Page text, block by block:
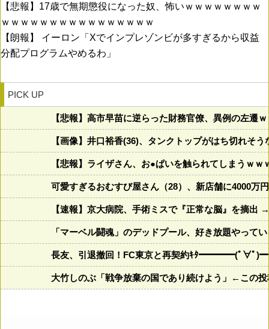
【悲報】17歳で無期懲役になった奴、怖いｗｗｗｗｗｗｗｗ
ｗｗｗｗｗｗｗｗｗｗｗｗｗｗｗｗ
【朗報】 イーロン「Xでインプレゾンビが多すぎるから収益
分配プログラムやめるわ」
PICK UP
【悲報】高市早苗に逆らった財務官僚、異例の左遷
【画像】井口裕香(36)、タンクトップがはち切れそ
【悲報】ライザさん、お●ぱいを触られてしまうｗｗ
可愛すぎるおむすび屋さん（28）、新店舗に4000万
【速報】京大病院、手術ミスで『正常な脳』を摘出
「マーベル闘魂」のデッドプール、好き放題やって
長友、引退撤回！FC東京と再契約ｷﾀ━━━━(ﾟ∀
大竹しのぶ「戦争放棄の国であり続けよう」←この